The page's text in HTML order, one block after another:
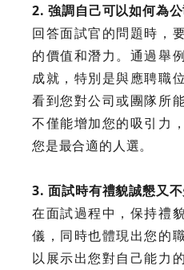
2. 強調自己可以如何為
回答面試官的問題時，
的價值和潛力。通過舉
成就，特別是與應聘職
看到您對公司或團隊所
不僅能增加您的吸引力
您是最合適的人選。
3. 面試時有禮貌誠懇又
在面試過程中，保持禮
儀，同時也體現出您的
以展示出您對自己能力